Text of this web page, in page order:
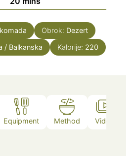
komada Obrok: Dezert
/ Balkanska Kalorije: 220
Equipment Method Video